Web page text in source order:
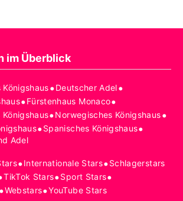
im Überblick
•Deutscher Adel•
•Fürstenhaus Monaco•
•Norwegisches Königshaus•
•Spanisches Königshaus•
Adel
•Internationale Stars•Schlagerstars
TikTok Stars•Sport Stars•
•Webstars•YouTube Stars